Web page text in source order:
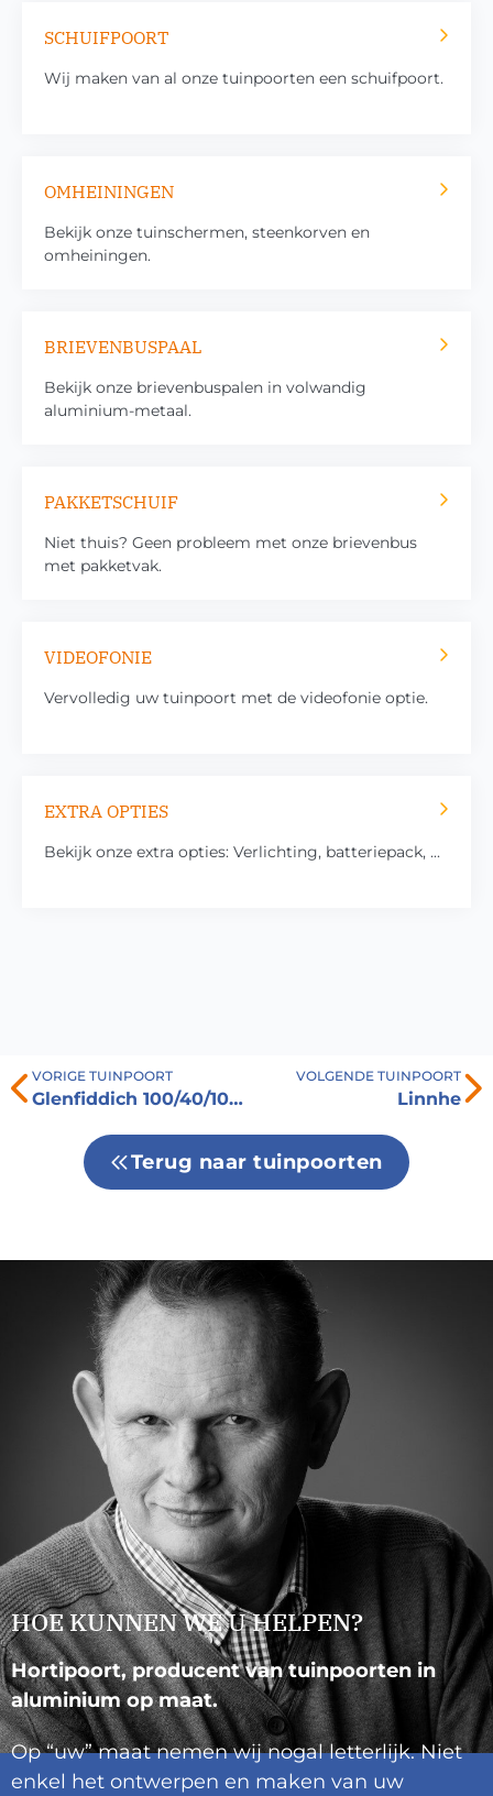
SCHUIFPOORT
Wij maken van al onze tuinpoorten een schuifpoort.
OMHEININGEN
Bekijk onze tuinschermen, steenkorven en
omheiningen.
BRIEVENBUSPAAL
Bekijk onze brievenbuspalen in volwandig
aluminium-metaal.
PAKKETSCHUIF
Niet thuis? Geen probleem met onze brievenbus
met pakketvak.
VIDEOFONIE
Vervolledig uw tuinpoort met de videofonie optie.
EXTRA OPTIES
Bekijk onze extra opties: Verlichting, batteriepack, ...
VORIGE TUINPOORT
Glenfiddich 100/40/10 V
VOLGENDE TUINPOORT
Linnhe
Terug naar tuinpoorten
HOE KUNNEN WE U HELPEN?
Hortipoort, producent van tuinpoorten in
aluminium op maat.
Op “uw” maat nemen wij nogal letterlijk. Niet
enkel het ontwerpen en maken van uw